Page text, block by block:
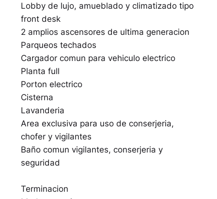
Lobby de lujo, amueblado y climatizado tipo
front desk
2 amplios ascensores de ultima generacion
Parqueos techados
Cargador comun para vehiculo electrico
Planta full
Porton electrico
Cisterna
Lavanderia
Area exclusiva para uso de conserjeria,
chofer y vigilantes
Baño comun vigilantes, conserjeria y
seguridad
Terminacion